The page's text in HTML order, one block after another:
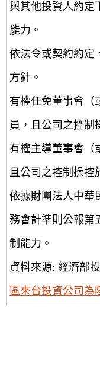
與其他投資人約定
能力。
依法令或契約約定
方針。
有權任免董事會（
員，且公司之控制
有權主導董事會（
且公司之控制操控
依據財團法人中華
務會計準則公報第
制能力。
資料來源: 經濟部
區來台投資公司為